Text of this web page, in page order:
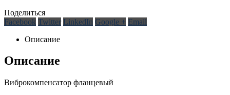
Поделиться
Facebook Twitter LinkedIn Google + Email
Описание
Описание
Виброкомпенсатор фланцевый